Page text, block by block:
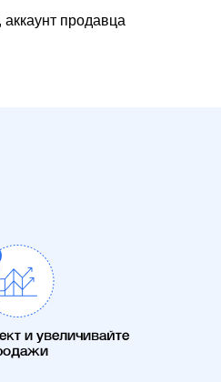
продавца
и увеличивайте